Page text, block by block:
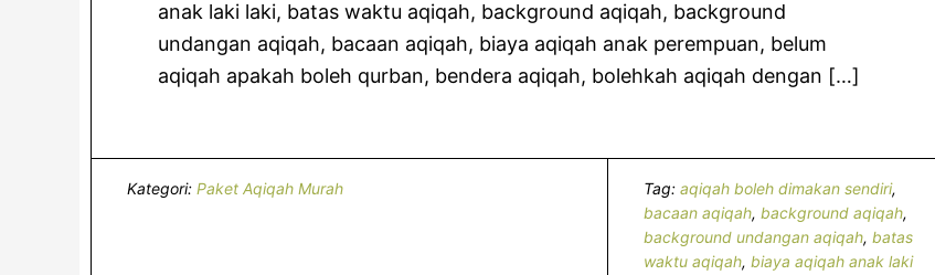
anak laki laki, batas waktu aqiqah, background aqiqah, background
undangan aqiqah, bacaan aqiqah, biaya aqiqah anak perempuan, belum
aqiqah apakah boleh qurban, bendera aqiqah, bolehkah aqiqah dengan […]
Kategori: Paket Aqiqah Murah Tag: aqiqah boleh dimakan sendiri,
bacaan aqiqah, background aqiqah,
background undangan aqiqah, batas
waktu aqiqah, biaya aqiqah anak laki